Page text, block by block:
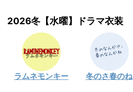
2026冬【水曜】ドラマ衣装
ラムネモンキー 冬のさ春のね